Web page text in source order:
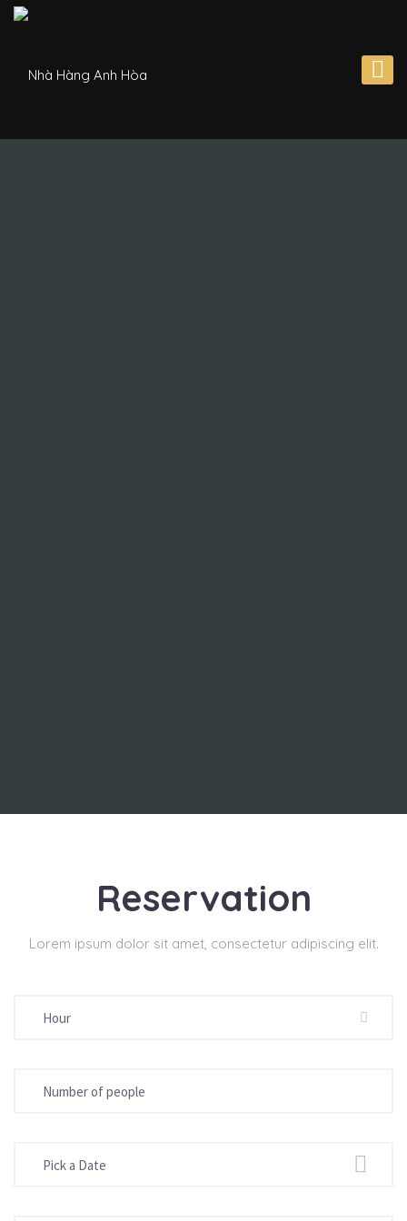
Reservation
Lorem ipsum dolor sit amet, consectetur adipiscing elit.